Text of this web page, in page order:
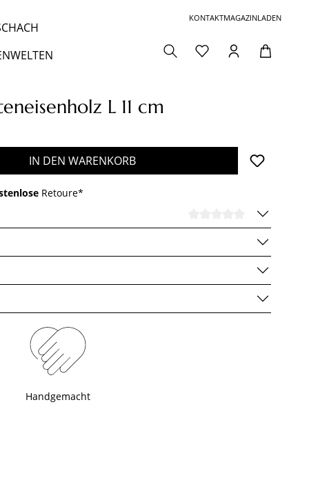
KONTAKTMAGAZINLADEN
L 11 cm
gewünschten Wert ein oder benutze
IN DEN WARENKORB
Retoure*
Handgemacht